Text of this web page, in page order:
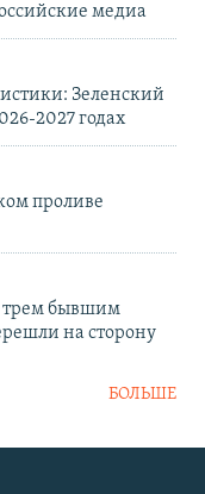
медиа
Зеленский
2027 годах
проливе
трем бывшим
на сторону
БОЛЬШЕ